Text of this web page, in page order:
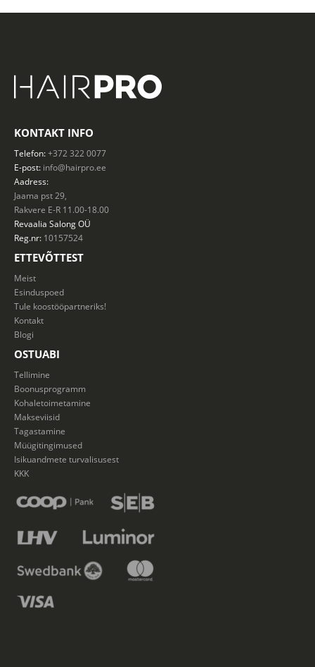
KONTAKT INFO
Telefon:+372 322 0077
E-post: info@hairpro.ee
Aadress:
Jaama pst 29,
Rakvere E-R 11.00-18.00
Revaalia SalongOÜ
Reg.nr: 10157524
ETTEVÕTTEST
Meist
Esinduspoed
Tule koostööpartneriks!
Kontakt
Blogi
OSTUABI
Tellimine
Boonusprogramm
Kohaletoimetamine
Makseviisid
Tagastamine
Müügitingimused
Isikuandmete turvalisusest
KKK